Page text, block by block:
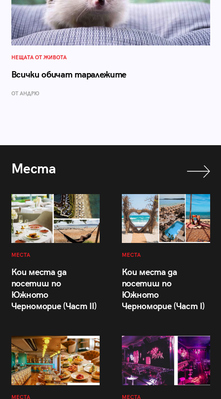
НЕЩАТА ОТ ЖИВОТА
Всички обичат таралежите
ОТ АНДРЮ
Места
МЕСТА
Кои места да
посетиш по
Южното
Черноморие (Част II)
МЕСТА
Кои места да
посетиш по
Южното
Черноморие (Част I)
МЕСТА МЕСТА